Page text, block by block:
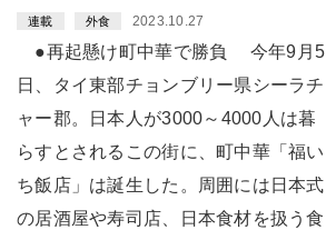
連載 外食 2023.10.27
●再起懸け町中華で勝負 今年9月5
日、タイ東部チョンブリー県シーラチ
ャー郡。日本人が3000～4000人は暮
らすとされるこの街に、町中華「福い
ち飯店」は誕生した。周囲には日本式
の居酒屋や寿司店、日本食材を扱う食